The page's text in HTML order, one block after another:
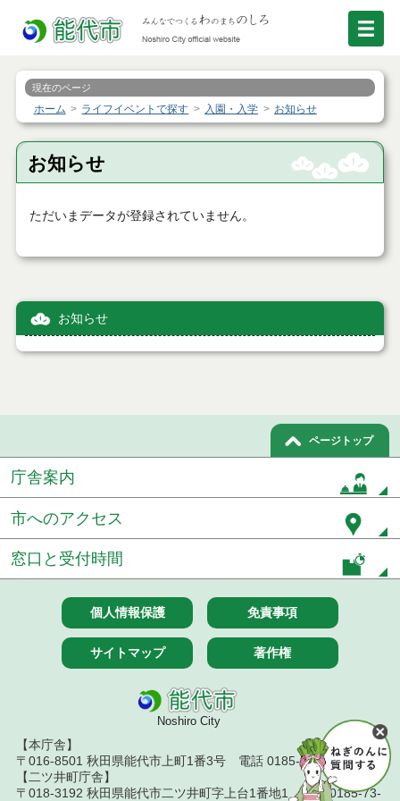
現在のページ
ホーム ライフイベントで探す 入園・入学 お知らせ
お知らせ
ただいまデータが登録されていません。
お知らせ
ページトップ
庁舎案内
市へのアクセス
窓口と受付時間
個人情報保護 免責事項
サイトマップ 著作権
Noshiro City
【本庁舎】
〒016-8501 秋田県能代市上町1番3号 電話 0185-52-2111
【二ツ井町庁舎】
〒018-3192 秋田県能代市二ツ井町字上台1番地1 電話 0185-73-